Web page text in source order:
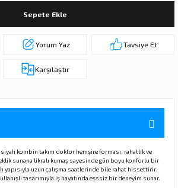
Sepete Ekle
Yorum Yaz Tavsiye Et
Karşılaştır
kombin takım doktor hemşire forması, rahatlık ve
sunana likralı kumaş sayesinde gün boyu konforlu bir
yapısıyla uzun çalışma saatlerinde bile rahat hissettirir.
tasarımıyla iş hayatında eşssiz bir deneyim sunar.